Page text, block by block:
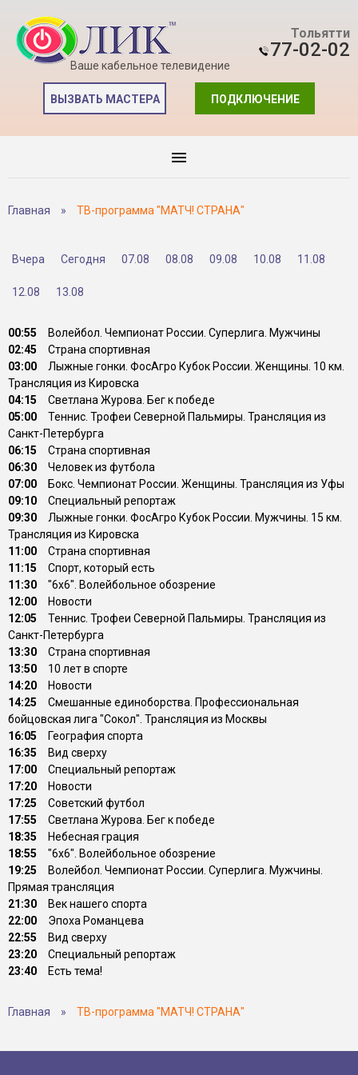
Ваше кабельное телевидение
Тольятти
77-02-02
ПОДКЛЮЧЕНИЕ
ВЫЗВАТЬ МАСТЕРА
Главная » ТВ-программа "МАТЧ! СТРАНА"
Вчера Сегодня 07.08 08.08 09.08 10.08 11.08
12.08 13.08
00:55
Волейбол. Чемпионат России. Суперлига. Мужчины
02:45
Страна спортивная
03:00
Лыжные гонки. ФосАгро Кубок России. Женщины. 10 км.
Трансляция из Кировска
04:15
Светлана Журова. Бег к победе
05:00
Теннис. Трофеи Северной Пальмиры. Трансляция из
Санкт-Петербурга
06:15
Страна спортивная
06:30
Человек из футбола
07:00
Бокс. Чемпионат России. Женщины. Трансляция из Уфы
09:10
Специальный репортаж
09:30
Лыжные гонки. ФосАгро Кубок России. Мужчины. 15 км.
Трансляция из Кировска
11:00
Страна спортивная
11:15
Спорт, который есть
11:30
"6х6". Волейбольное обозрение
12:00
Новости
12:05
Теннис. Трофеи Северной Пальмиры. Трансляция из
Санкт-Петербурга
13:30
Страна спортивная
13:50
10 лет в спорте
14:20
Новости
14:25
Смешанные единоборства. Профессиональная
бойцовская лига "Сокол". Трансляция из Москвы
16:05
География спорта
16:35
Вид сверху
17:00
Специальный репортаж
17:20
Новости
17:25
Советский футбол
17:55
Светлана Журова. Бег к победе
18:35
Небесная грация
18:55
"6х6". Волейбольное обозрение
19:25
Волейбол. Чемпионат России. Суперлига. Мужчины.
Прямая трансляция
21:30
Век нашего спорта
22:00
Эпоха Романцева
22:55
Вид сверху
23:20
Специальный репортаж
23:40
Есть тема!
Главная » ТВ-программа "МАТЧ! СТРАНА"